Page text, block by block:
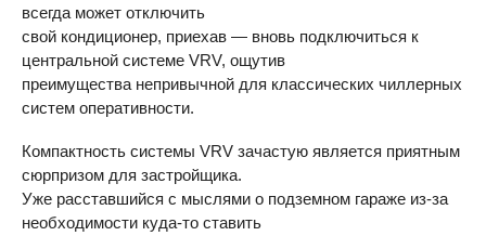
всегда может отключить
свой кондиционер, приехав — вновь подключиться к
центральной системе VRV, ощутив
преимущества непривычной для классических чиллерных
систем оперативности.
Компактность системы VRV зачастую является приятным
сюрпризом для застройщика.
Уже расставшийся с мыслями о подземном гараже из-за
необходимости куда-то ставить